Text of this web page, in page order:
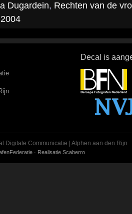
Dugardein, Rechten van de
Decal is
Digitale Communicatie | Alphen aan den Rijn
· Realisatie Scaberro